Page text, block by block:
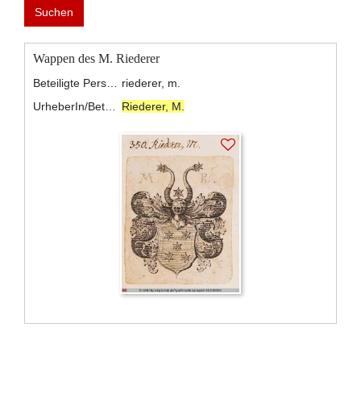
Wappen des M. Riederer
riederer, m.
Riederer, M.